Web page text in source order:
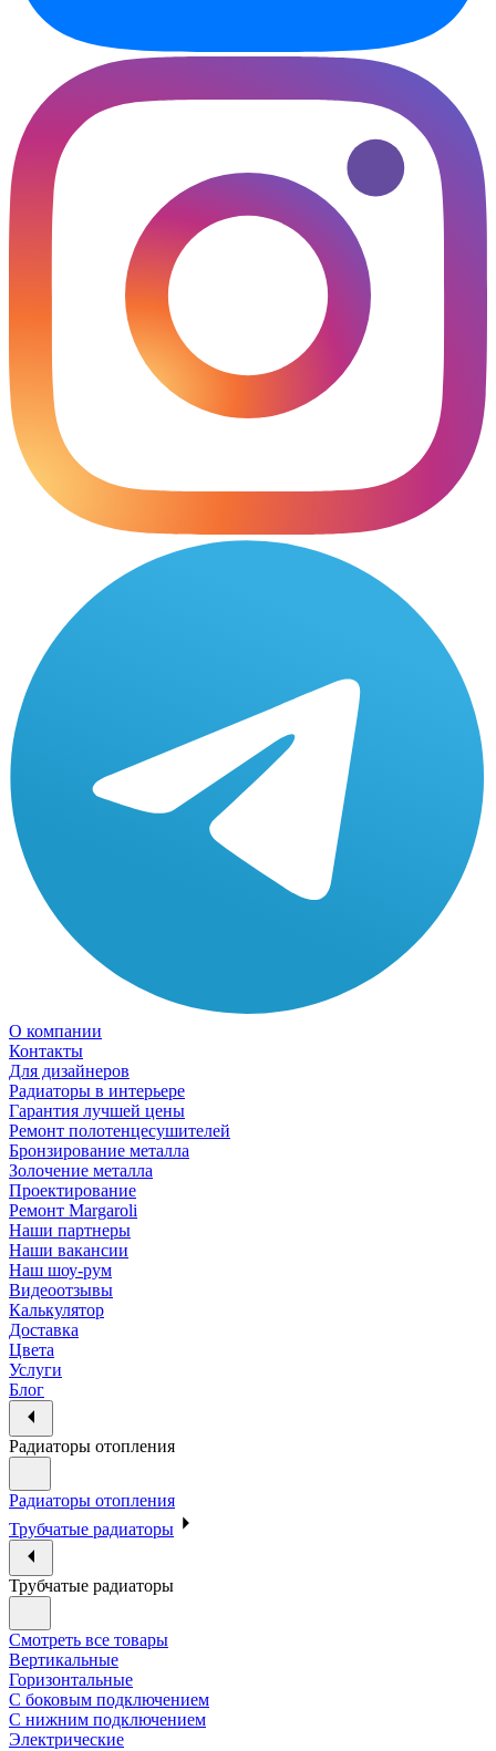
О компании
Контакты
Для дизайнеров
Радиаторы в интерьере
Гарантия лучшей цены
Ремонт полотенцесушителей
Бронзирование металла
Золочение металла
Проектирование
Ремонт Margaroli
Наши партнеры
Наши вакансии
Наш шоу-рум
Видеоотзывы
Калькулятор
Доставка
Цвета
Услуги
Блог
Радиаторы отопления
Радиаторы отопления
Трубчатые радиаторы
Трубчатые радиаторы
Смотреть все товары
Вертикальные
Горизонтальные
С боковым подключением
С нижним подключением
Электрические